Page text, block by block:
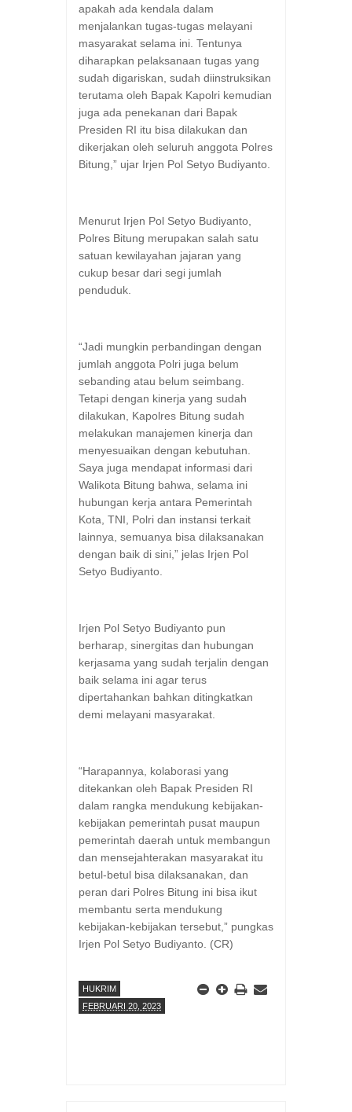
apakah ada kendala dalam
menjalankan tugas-tugas melayani
masyarakat selama ini. Tentunya
diharapkan pelaksanaan tugas yang
sudah digariskan, sudah diinstruksikan
terutama oleh Bapak Kapolri kemudian
juga ada penekanan dari Bapak
Presiden RI itu bisa dilakukan dan
dikerjakan oleh seluruh anggota Polres
Bitung,” ujar Irjen Pol Setyo Budiyanto.
Menurut Irjen Pol Setyo Budiyanto,
Polres Bitung merupakan salah satu
satuan kewilayahan jajaran yang
cukup besar dari segi jumlah
penduduk.
“Jadi mungkin perbandingan dengan
jumlah anggota Polri juga belum
sebanding atau belum seimbang.
Tetapi dengan kinerja yang sudah
dilakukan, Kapolres Bitung sudah
melakukan manajemen kinerja dan
menyesuaikan dengan kebutuhan.
Saya juga mendapat informasi dari
Walikota Bitung bahwa, selama ini
hubungan kerja antara Pemerintah
Kota, TNI, Polri dan instansi terkait
lainnya, semuanya bisa dilaksanakan
dengan baik di sini,” jelas Irjen Pol
Setyo Budiyanto.
Irjen Pol Setyo Budiyanto pun
berharap, sinergitas dan hubungan
kerjasama yang sudah terjalin dengan
baik selama ini agar terus
dipertahankan bahkan ditingkatkan
demi melayani masyarakat.
“Harapannya, kolaborasi yang
ditekankan oleh Bapak Presiden RI
dalam rangka mendukung kebijakan-
kebijakan pemerintah pusat maupun
pemerintah daerah untuk membangun
dan mensejahterakan masyarakat itu
betul-betul bisa dilaksanakan, dan
peran dari Polres Bitung ini bisa ikut
membantu serta mendukung
kebijakan-kebijakan tersebut,” pungkas
Irjen Pol Setyo Budiyanto. (CR)
HUKRIM
FEBRUARI 20, 2023